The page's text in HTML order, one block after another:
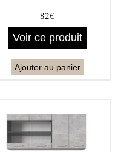
82€
Voir ce produit
Ajouter au panier